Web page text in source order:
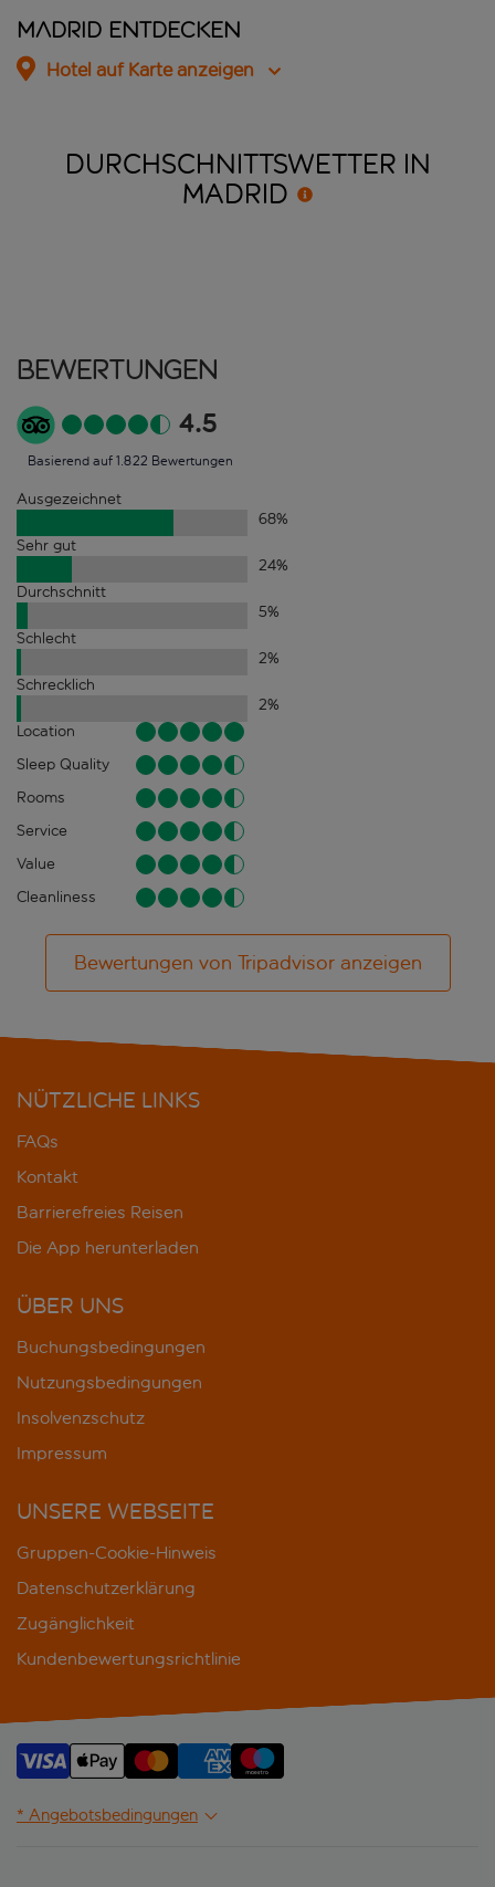
Madrid entdecken
Hotel auf Karte anzeigen
DURCHSCHNITTSWETTER IN
MADRID
Bewertungen
4.5
Basierend auf 1.822 Bewertungen
Ausgezeichnet
68%
Sehr gut
24%
Durchschnitt
5%
Schlecht
2%
Schrecklich
2%
Location
Sleep Quality
Rooms
Service
Value
Cleanliness
Bewertungen von Tripadvisor anzeigen
NÜTZLICHE LINKS
FAQs
Kontakt
Barrierefreies Reisen
Die App herunterladen
ÜBER UNS
Buchungsbedingungen
Nutzungsbedingungen
Insolvenzschutz
Impressum
UNSERE WEBSEITE
Gruppen-Cookie-Hinweis
Datenschutzerklärung
Zugänglichkeit
Kundenbewertungsrichtlinie
* Angebotsbedingungen